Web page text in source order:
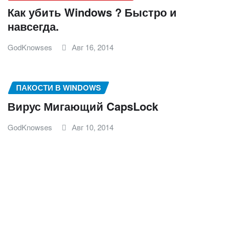
Как убить Windows ? Быстро и
навсегда.
GodKnowses Авг 16, 2014
ПАКОСТИ В WINDOWS
Вирус Мигающий CapsLock
GodKnowses Авг 10, 2014